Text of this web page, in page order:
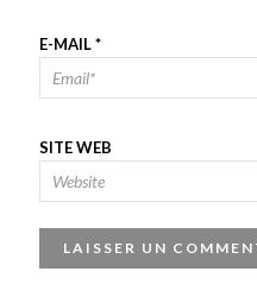
E-MAIL*
SITE WEB